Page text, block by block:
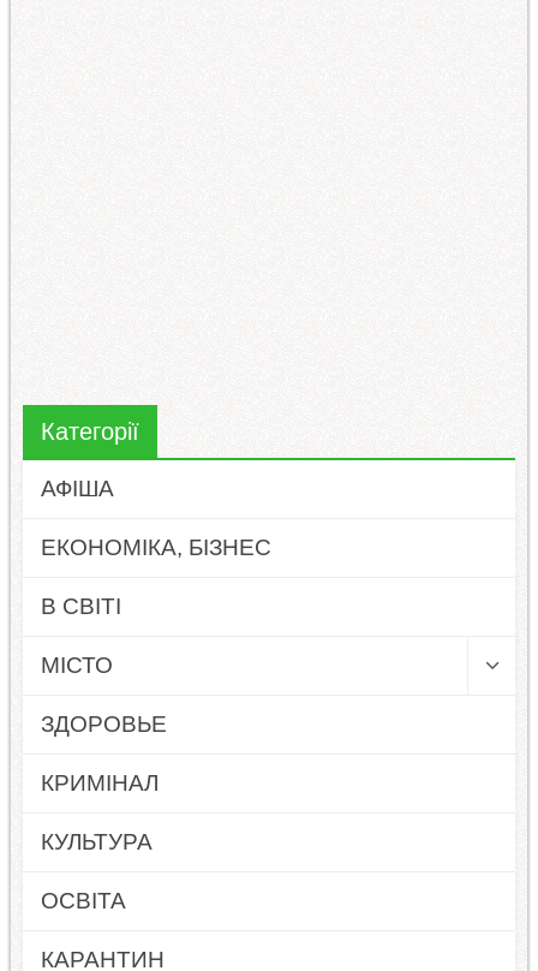
Категорії
АФІША
ЕКОНОМІКА, БІЗНЕС
В СВІТІ
МІСТО
ЗДОРОВЬЕ
КРИМІНАЛ
КУЛЬТУРА
ОСВІТА
КАРАНТИН